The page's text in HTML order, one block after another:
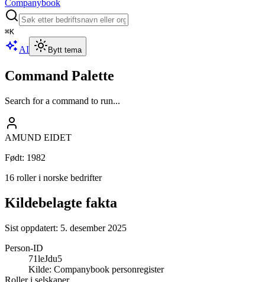
Companybook
⌘K
AI Bytt tema
Command Palette
Search for a command to run...
AMUND EIDET
Født: 1982
16 roller i norske bedrifter
Kildebelagte fakta
Sist oppdatert: 5. desember 2025
Person-ID
71leJdu5
Kilde: Companybook personregister
Roller i selskaper